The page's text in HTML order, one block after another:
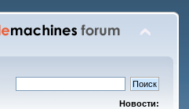
Новости: